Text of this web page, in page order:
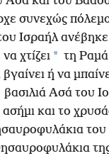
συνεχώς
Ισραήλ
χτίζει * τη
ή να
βασιλιά Ασά του
και το
του